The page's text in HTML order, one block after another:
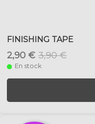
FINISHING TAPE
2,90 € 3,90 €
En stock